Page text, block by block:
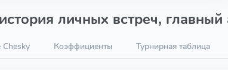
личных встреч, главный
Коэффициенты Турнирная таблица